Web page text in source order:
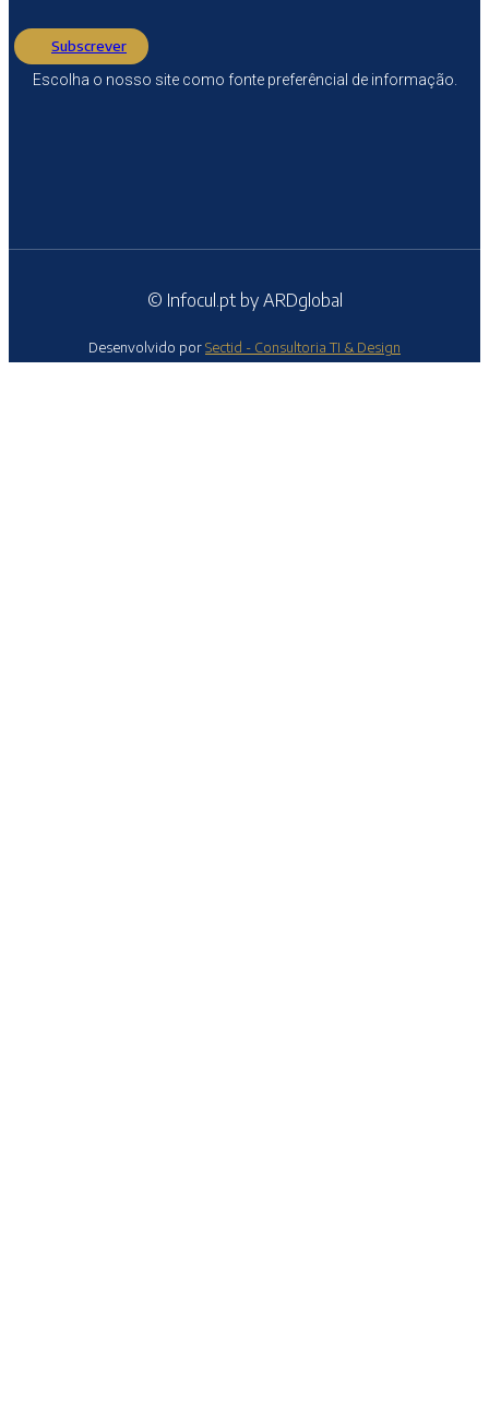
Subscrever
Escolha o nosso site como fonte preferêncial de informação.
© Infocul.pt by ARDglobal
Desenvolvido porSectid - Consultoria TI & Design